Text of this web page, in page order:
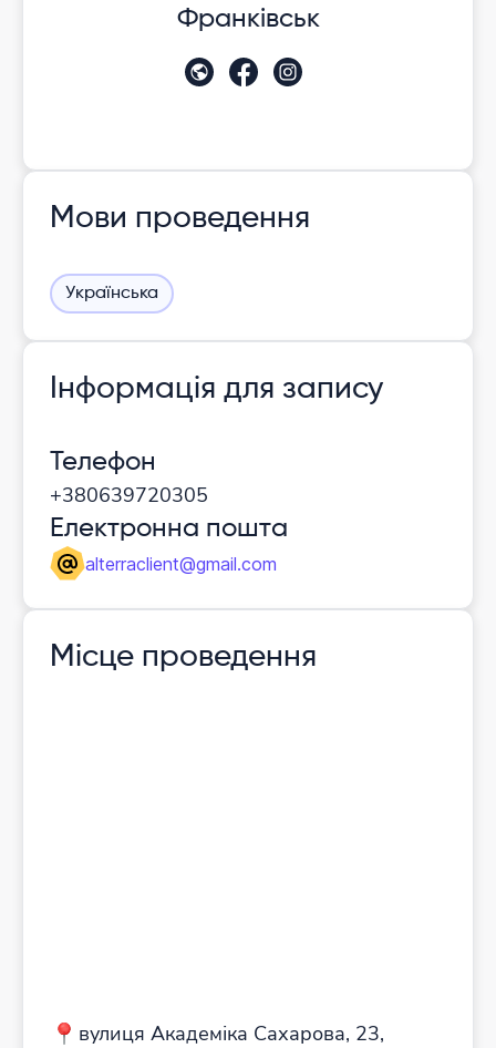
Франківськ
Мови проведення
Українська
Інформація для запису
Телефон
+380639720305
Електронна пошта
alterraclient@gmail.com
Місце проведення
вулиця Академіка Сахарова, 23,